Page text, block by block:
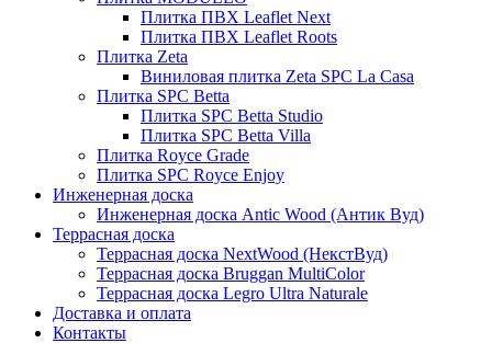
Плитка ПВХ Leaflet Next
Плитка ПВХ Leaflet Roots
Плитка Zeta
Виниловая плитка Zeta SPC La Casa
Плитка SPC Betta
Плитка SPC Betta Studio
Плитка SPC Betta Villa
Плитка Royce Grade
Плитка SPC Royce Enjoy
Инженерная доска
Инженерная доска Antic Wood (Антик Вуд)
Террасная доска
Террасная доска NextWood (НекстВуд)
Террасная доска Bruggan MultiColor
Террасная доска Legro Ultra Naturale
Доставка и оплата
Контакты